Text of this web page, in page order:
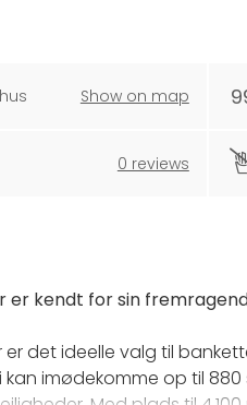
Show on map
0 reviews
er kendt for sin
er det ideelle valg til
kan imødekomme op til